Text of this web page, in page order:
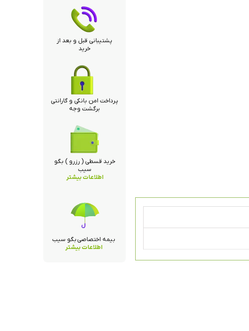
پشتیبانی قبل و بعد از
خرید
خرید قسطی ( رزرو ) بگو
سیب
اطلاعات بیشتر
پرداخت امن بانکی و گارانتی
برگشت وجه
بیمه اختصاصی بگو سیب
اطلاعات بیشتر